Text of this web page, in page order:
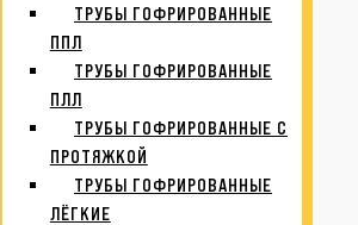
ТРУБЫ ГОФРИРОВАННЫЕ
ППЛ
ТРУБЫ ГОФРИРОВАННЫЕ
ПЛЛ
ТРУБЫ ГОФРИРОВАННЫЕ С
ПРОТЯЖКОЙ
ТРУБЫ ГОФРИРОВАННЫЕ
ЛЁГКИЕ